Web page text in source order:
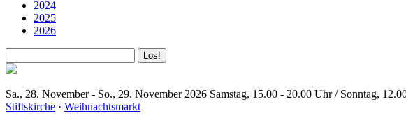
2024
2025
2026
Sa., 28. November - So., 29. November 2026 Samstag, 15.00 - 20.00 Uhr / Sonntag,
Stiftskirche · Weihnachtsmarkt